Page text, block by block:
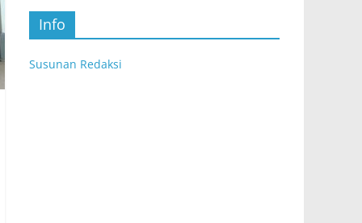
Info
Susunan Redaksi